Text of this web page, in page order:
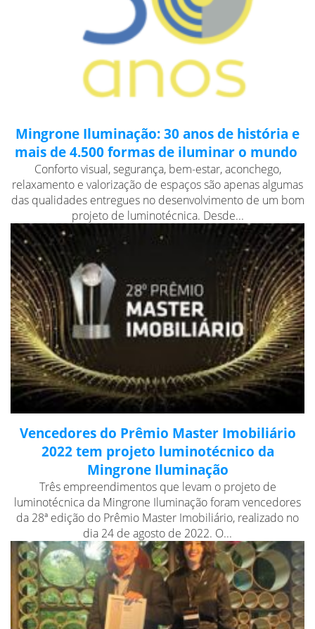
Mingrone Iluminação: 30 anos de história e
mais de 4.500 formas de iluminar o mundo
Conforto visual, segurança, bem-estar, aconchego,
relaxamento e valorização de espaços são apenas algumas
das qualidades entregues no desenvolvimento de um bom
projeto de luminotécnica. Desde...
Vencedores do Prêmio Master Imobiliário
2022 tem projeto luminotécnico da
Mingrone Iluminação
Três empreendimentos que levam o projeto de
luminotécnica da Mingrone Iluminação foram vencedores
da 28ª edição do Prêmio Master Imobiliário, realizado no
dia 24 de agosto de 2022. O...